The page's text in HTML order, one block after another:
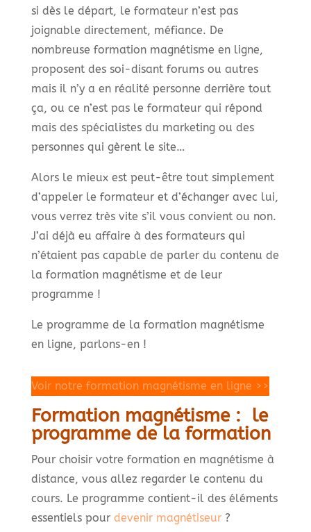
si dès le départ, le formateur n’est pas
joignable directement, méfiance. De
nombreuse formation magnétisme en ligne,
proposent des soi-disant forums ou autres
mais il n’y a en réalité personne derrière tout
ça, ou ce n’est pas le formateur qui répond
mais des spécialistes du marketing ou des
personnes qui gèrent le site…
Alors le mieux est peut-être tout simplement
d’appeler le formateur et d’échanger avec lui,
vous verrez très vite s’il vous convient ou non.
J’ai déjà eu affaire à des formateurs qui
n’étaient pas capable de parler du contenu de
la formation magnétisme et de leur
programme !
Le programme de la formation magnétisme
en ligne, parlons-en !
Voir notre formation magnétisme en ligne >>
Formation magnétisme : le
programme de la formation
Pour choisir votre formation en magnétisme à
distance, vous allez regarder le contenu du
cours. Le programme contient-il des éléments
essentiels pour devenir magnétiseur?